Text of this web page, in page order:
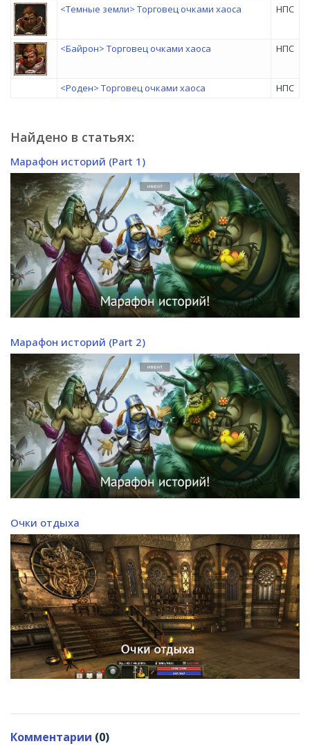
<Темные земли> Торговец очками хаоса НПС
<Байрон> Торговец очками хаоса НПС
<Роден> Торговец очками хаоса НПС
Найдено в статьях:
Марафон историй (Part 1)
Марафон историй (Part 2)
Очки отдыха
Комментарии (0)